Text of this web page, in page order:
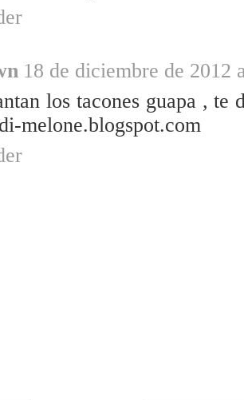
18 de diciembre de 2012
los tacones guapa ,
melone.blogspot.com